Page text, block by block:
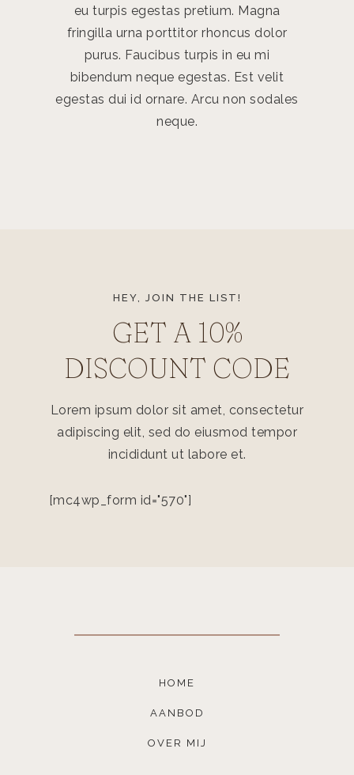
eu turpis egestas pretium. Magna
fringilla urna porttitor rhoncus dolor
purus. Faucibus turpis in eu mi
bibendum neque egestas. Est velit
egestas dui id ornare. Arcu non sodales
neque.
HEY, JOIN THE LIST!
GET A 10%
DISCOUNT CODE
Lorem ipsum dolor sit amet, consectetur
adipiscing elit, sed do eiusmod tempor
incididunt ut labore et.
[mc4wp_form id="570"]
HOME
AANBOD
OVER MIJ